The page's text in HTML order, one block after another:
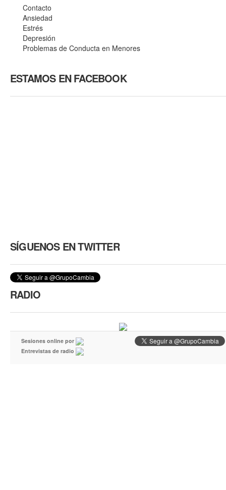
Contacto
Ansiedad
Estrés
Depresión
Problemas de Conducta en Menores
ESTAMOS EN FACEBOOK
SÍGUENOS EN TWITTER
RADIO
Sesiones online por
Entrevistas de radio